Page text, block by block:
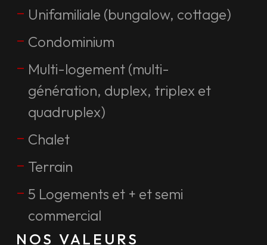
– Unifamiliale (bungalow, cottage)
– Condominium
– Multi-logement (multi-
génération, duplex, triplex et
quadruplex)
– Chalet
– Terrain
– 5 Logements et + et semi
commercial
NOS VALEURS